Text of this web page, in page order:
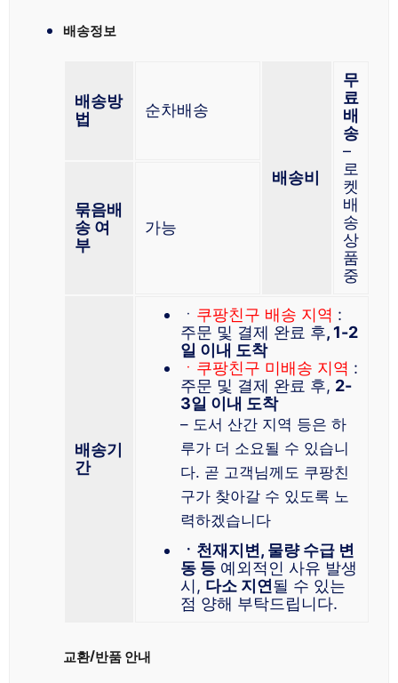
배송정보
배송방
법
순차배송
배송비
무
료
배
송
–
로
켓
배
송
상
품
중
묶음배
송 여
부
가능
배송기
간
ㆍ 쿠팡친구 배송 지역 :
주문 및 결제 완료 후, 1-2
일 이내 도착
ㆍ쿠팡친구 미배송 지역 :
주문 및 결제 완료 후, 2-
3일 이내 도착
– 도서 산간 지역 등은 하
루가 더 소요될 수 있습니
다. 곧 고객님께도 쿠팡친
구가 찾아갈 수 있도록 노
력하겠습니다
ㆍ천재지변, 물량 수급 변
동 등 예외적인 사유 발생
시, 다소 지연될 수 있는
점 양해 부탁드립니다.
교환/반품 안내